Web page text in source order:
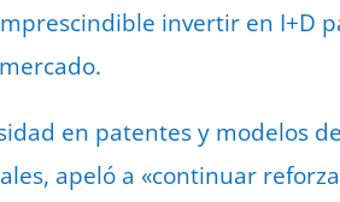
invertir en I+D
en patentes y modelos
apeló a «continuar